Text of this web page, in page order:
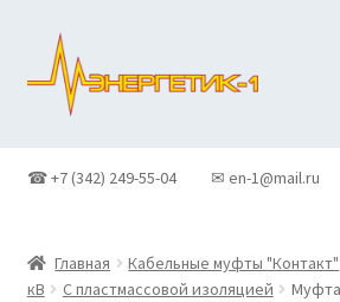
Перейти
навигации
Перейти
содержимому
Контакты
☎ +7 (342) 249-55-04 ✉ en-1@mail.ru
Главная Кабельные муфты "Контакт"
кВ
С пластмассовой изоляцией
Муфта